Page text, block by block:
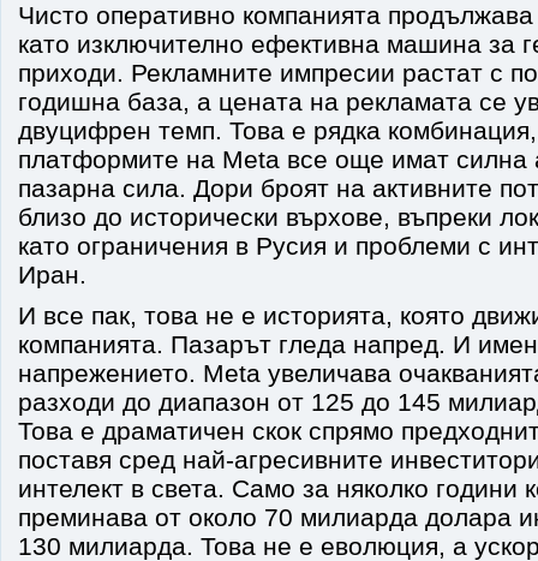
Чисто оперативно компанията
като изключително ефективна машина за
приходи. Рекламните импресии растат с
годишна база, а цената на рекламата се
двуцифрен темп. Това е рядка комбинация,
платформите на Meta все още имат силна
пазарна сила. Дори броят на активните
близо до исторически върхове, въпреки
като ограничения в Русия и проблеми с
Иран.
И все пак, това не е историята, която
компанията. Пазарът гледа напред. И
напрежението. Meta увеличава
разходи до диапазон от 125 до 145
Това е драматичен скок спрямо
поставя сред най-агресивните
интелект в света. Само за няколко години
преминава от около 70 милиарда долара
130 милиарда. Това не е еволюция, а